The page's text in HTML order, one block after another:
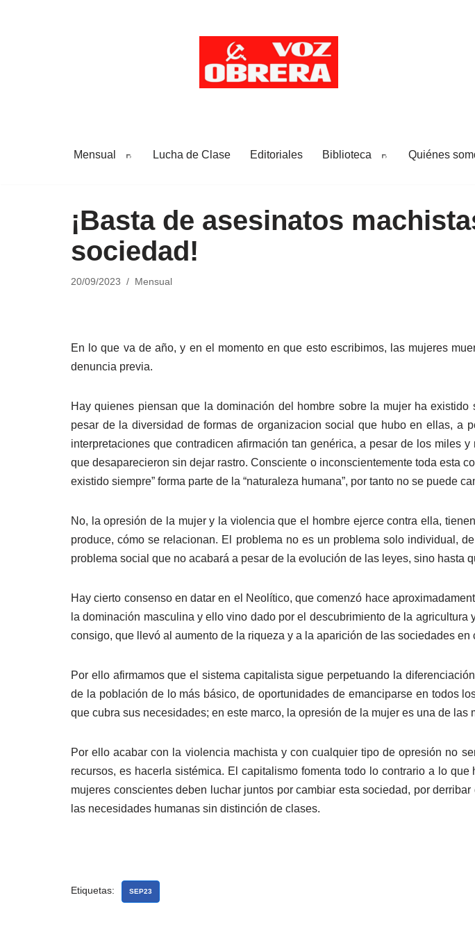
Mensual Lucha de Clase Editoriales Biblioteca Quiénes
¡Basta de asesinatos
sociedad!
20/09/2023 Mensual
En lo que va de año, y en el momento en que esto escribimos, las mujeres
denuncia previa.
Hay quienes piensan que la dominación del hombre sobre la mujer ha
pesar de la diversidad de formas de organizacion social que hubo en ellas,
interpretaciones que contradicen afirmación tan genérica, a pesar de los
que desaparecieron sin dejar rastro. Consciente o inconscientemente toda esta
existido siempre” forma parte de la “naturaleza humana”, por tanto no se puede
No, la opresión de la mujer y la violencia que el hombre ejerce contra ella,
produce, cómo se relacionan. El problema no es un problema solo individual,
problema social que no acabará a pesar de la evolución de las leyes, sino
Hay cierto consenso en datar en el Neolítico, que comenzó hace
la dominación masculina y ello vino dado por el descubrimiento de la
consigo, que llevó al aumento de la riqueza y a la aparición de las sociedades en
Por ello afirmamos que el sistema capitalista sigue perpetuando la
de la población de lo más básico, de oportunidades de emanciparse en todos
que cubra sus necesidades; en este marco, la opresión de la mujer es una de las
Por ello acabar con la violencia machista y con cualquier tipo de opresión no
recursos, es hacerla sistémica. El capitalismo fomenta todo lo contrario a lo
mujeres conscientes deben luchar juntos por cambiar esta sociedad, por
las necesidades humanas sin distinción de clases.
Etiquetas: SEP23